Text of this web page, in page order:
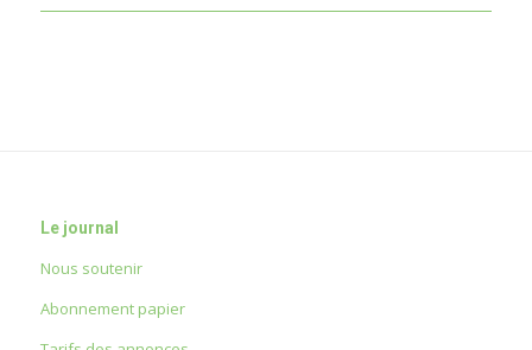
Le journal
Nous soutenir
Abonnement papier